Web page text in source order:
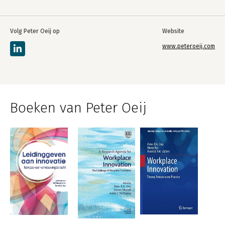
Volg Peter Oeij op Website
www.peteroeij.com
Boeken van Peter Oeij